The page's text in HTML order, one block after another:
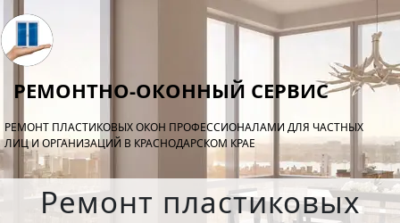
РЕМОНТНО-ОКОННЫЙ СЕРВИС
РЕМОНТ ПЛАСТИКОВЫХ ОКОН ПРОФЕССИОНАЛАМИ ДЛЯ ЧАСТНЫХ
ЛИЦ И ОРГАНИЗАЦИЙ В КРАСНОДАРСКОМ КРАЕ
Ремонт пластиковых